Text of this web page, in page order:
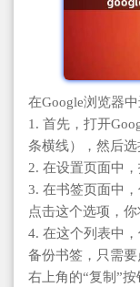
在Google浏览器
1. 首先，打开
条横线），然后选
2. 在设置页面中，
3. 在书签页面中
点击这个选项，你
4. 在这个列表中
备份书签，只需
右上角的“复制”